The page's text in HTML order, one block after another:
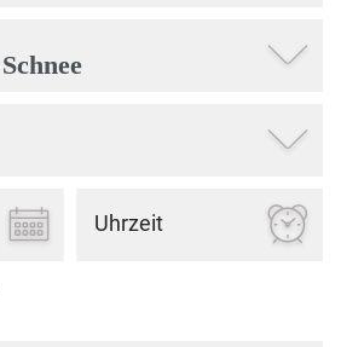
Uhrzeit